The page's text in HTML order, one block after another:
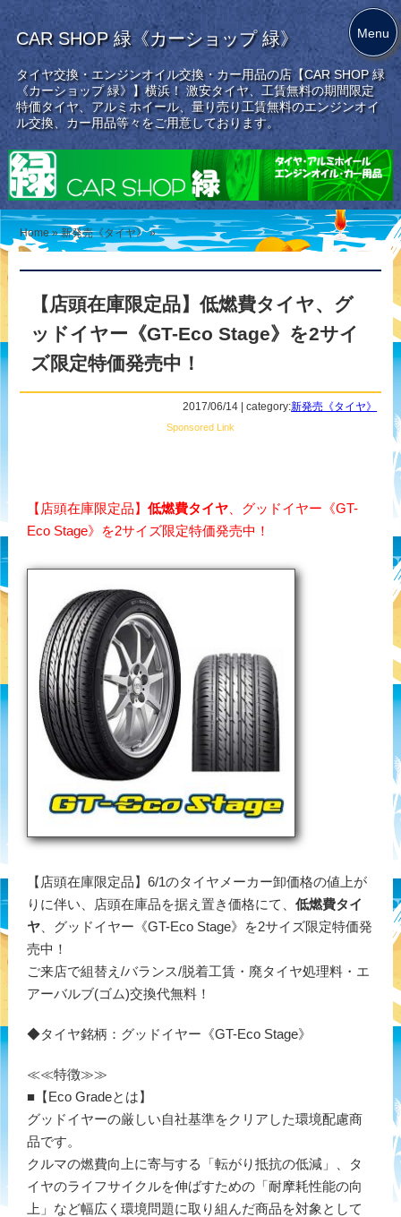
CAR SHOP 緑《カーショップ 緑》
タイヤ交換・エンジンオイル交換・カー用品の店【CAR SHOP 緑
《カーショップ 緑》】横浜！ 激安タイヤ、工賃無料の期間限定
特価タイヤ、アルミホイール、量り売り工賃無料のエンジンオイ
ル交換、カー用品等々をご用意しております。
Home »新発売《タイヤ》 »
【店頭在庫限定品】低燃費タイヤ、グ
ッドイヤー《GT-Eco Stage》を2サイ
ズ限定特価発売中！
2017/06/14 | category:新発売《タイヤ》
Sponsored Link
【店頭在庫限定品】 低燃費タイヤ、グッドイヤー《GT-
Eco Stage》を2サイズ限定特価発売中！
【店頭在庫限定品】6/1のタイヤメーカー卸価格の値上が
りに伴い、店頭在庫品を据え置き価格にて、 低燃費タイ
ヤ、グッドイヤー《GT-Eco Stage》を2サイズ限定特価発
売中！
ご来店で組替え/バランス/脱着工賃・廃タイヤ処理料・エ
アーバルブ(ゴム)交換代無料！
◆タイヤ銘柄：グッドイヤー《GT-Eco Stage》
≪≪特徴≫≫
■【Eco Gradeとは】
グッドイヤーの厳しい自社基準をクリアした環境配慮商
品です。
クルマの燃費向上に寄与する「転がり抵抗の低減」、タ
イヤのライフサイクルを伸ばすための「耐摩耗性能の向
上」など幅広く環境問題に取り組んだ商品を対象として
Menu